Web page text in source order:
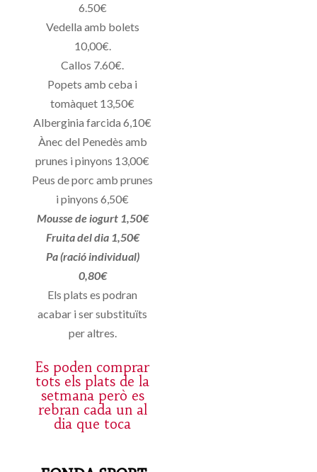
6.50€
Vedella amb bolets
10,00€.
Callos 7.60€.
Popets amb ceba i
tomàquet 13,50€
Alberginia farcida 6,10€
Ànec del Penedès amb
prunes i pinyons 13,00€
Peus de porc amb prunes
i pinyons 6,50€
Mousse de iogurt 1,50€
Fruita del dia 1,50€
Pa (ració individual)
0,80€
Els plats es podran
acabar i ser substituïts
per altres.
Es poden comprar
tots els plats de la
setmana però es
rebran cada un al
dia que toca